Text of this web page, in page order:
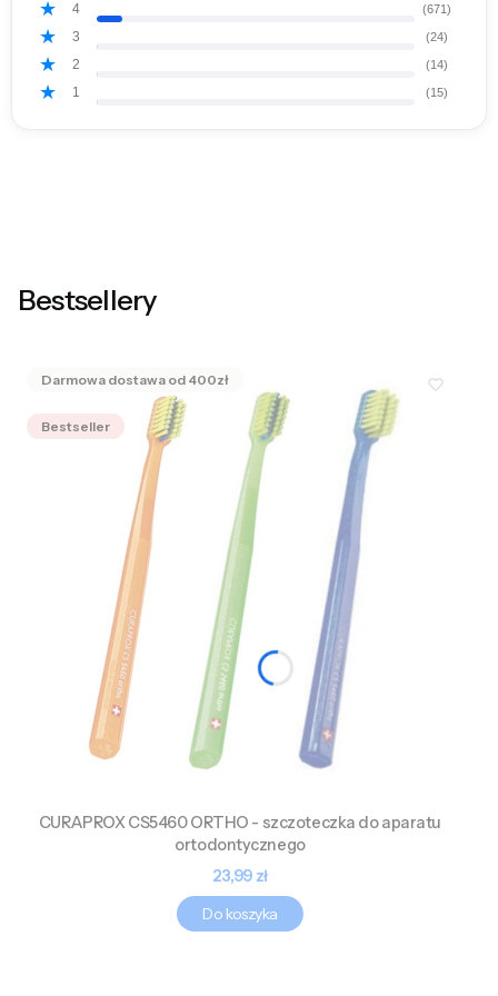
4 (671)
3 (24)
2 (14)
1 (15)
Bestsellery
Bestseller
CURAPROX CS5460 ORTHO - szczoteczka do aparatu
ortodontycznego
Cena
23,99 zł
Do koszyka